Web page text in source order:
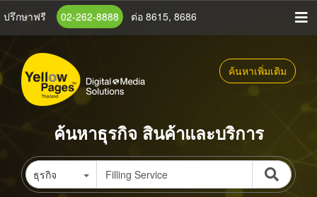
ข้าม
เนื้อหา
หลัก
ปรึกษาฟรี 02-262-8888 ต่อ 8615, 8686
ค้นหาเพิ่มเติม
ค้นหาธุรกิจ สินค้าและบริการ
ธุรกิจ